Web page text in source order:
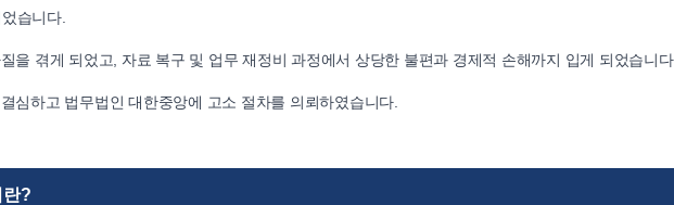
습니다.
을 겪게 되었고, 자료 복구 및 업무 재정비 과정에서 상당한 불편과 경제적 손해까지 입게 되었습니다.
심하고 법무법인 대한중앙에 고소 절차를 의뢰하였습니다.
란?